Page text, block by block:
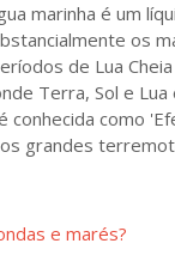
marinha é um
os
de Lua
Terra, Sol e Lua
conhecida como
grandes
e marés?